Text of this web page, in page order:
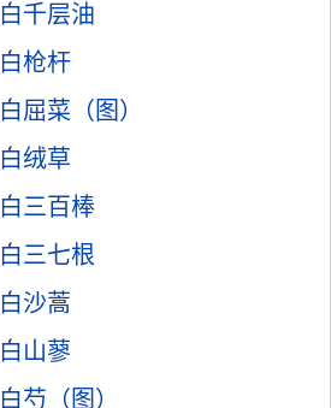
白千层油
白枪杆
白屈菜（图）
白绒草
白三百棒
白三七根
白沙蒿
白山蓼
白芍（图）